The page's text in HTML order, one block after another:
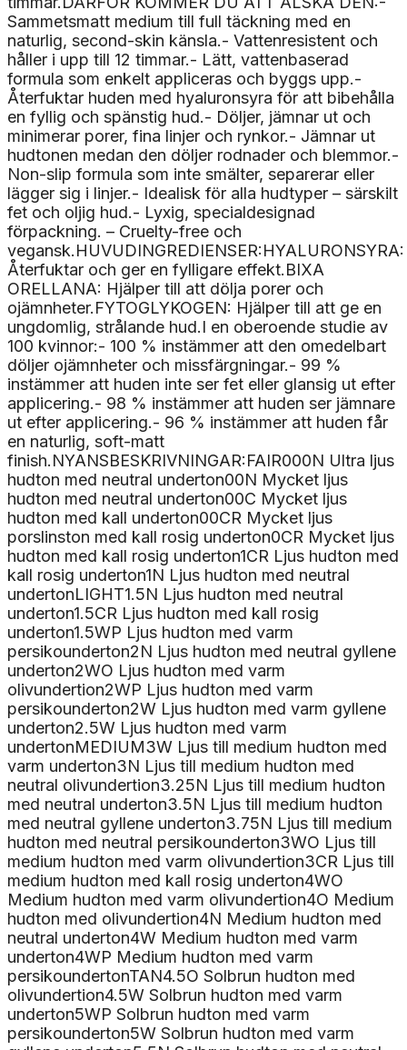
Sammetsmatt medium till full täckning med en
naturlig, second-skin känsla.- Vattenresistent och
håller i upp till 12 timmar.- Lätt, vattenbaserad
formula som enkelt appliceras och byggs upp.-
Återfuktar huden med hyaluronsyra för att bibehålla
en fyllig och spänstig hud.- Döljer, jämnar ut och
minimerar porer, fina linjer och rynkor.- Jämnar ut
hudtonen medan den döljer rodnader och blemmor.-
Non-slip formula som inte smälter, separerar eller
lägger sig i linjer.- Idealisk för alla hudtyper – särskilt
fet och oljig hud.- Lyxig, specialdesignad
förpackning. – Cruelty-free och
vegansk.HUVUDINGREDIENSER:HYALURONSYRA:
Återfuktar och ger en fylligare effekt.BIXA
ORELLANA: Hjälper till att dölja porer och
ojämnheter.FYTOGLYKOGEN: Hjälper till att ge en
ungdomlig, strålande hud.I en oberoende studie av
100 kvinnor:- 100 % instämmer att den omedelbart
döljer ojämnheter och missfärgningar.- 99 %
instämmer att huden inte ser fet eller glansig ut efter
applicering.- 98 % instämmer att huden ser jämnare
ut efter applicering.- 96 % instämmer att huden får
en naturlig, soft-matt
finish.NYANSBESKRIVNINGAR:FAIR000N Ultra ljus
hudton med neutral underton00N Mycket ljus
hudton med neutral underton00C Mycket ljus
hudton med kall underton00CR Mycket ljus
porslinston med kall rosig underton0CR Mycket ljus
hudton med kall rosig underton1CR Ljus hudton med
kall rosig underton1N Ljus hudton med neutral
undertonLIGHT1.5N Ljus hudton med neutral
underton1.5CR Ljus hudton med kall rosig
underton1.5WP Ljus hudton med varm
persikounderton2N Ljus hudton med neutral gyllene
underton2WO Ljus hudton med varm
olivundertion2WP Ljus hudton med varm
persikounderton2W Ljus hudton med varm gyllene
underton2.5W Ljus hudton med varm
undertonMEDIUM3W Ljus till medium hudton med
varm underton3N Ljus till medium hudton med
neutral olivundertion3.25N Ljus till medium hudton
med neutral underton3.5N Ljus till medium hudton
med neutral gyllene underton3.75N Ljus till medium
hudton med neutral persikounderton3WO Ljus till
medium hudton med varm olivundertion3CR Ljus till
medium hudton med kall rosig underton4WO
Medium hudton med varm olivundertion4O Medium
hudton med olivundertion4N Medium hudton med
neutral underton4W Medium hudton med varm
underton4WP Medium hudton med varm
persikoundertonTAN4.5O Solbrun hudton med
olivundertion4.5W Solbrun hudton med varm
underton5WP Solbrun hudton med varm
persikounderton5W Solbrun hudton med varm